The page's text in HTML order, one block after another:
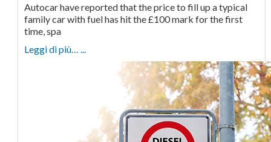
Autocar have reported that the price to fill up a typical
family car with fuel has hit the £100 mark for the first
time, spa
Leggi di più… ...